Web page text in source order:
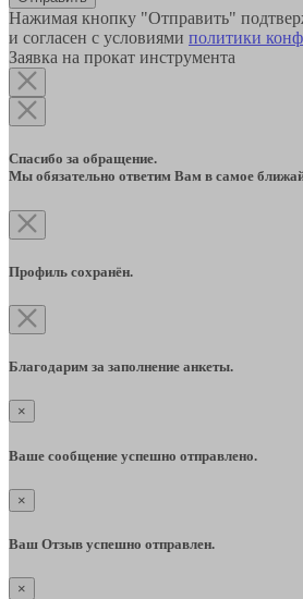
Нажимая кнопку "Отправить"
и согласен с условиями политики
Заявка на прокат инструмента
Спасибо за обращение.
Мы обязательно ответим Вам в самое
Профиль сохранён.
Благодарим за заполнение анкеты.
×
Ваше сообщение успешно отправлено.
×
Ваш Отзыв успешно отправлен.
×